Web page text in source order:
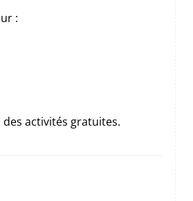
:
des activités gratuites.